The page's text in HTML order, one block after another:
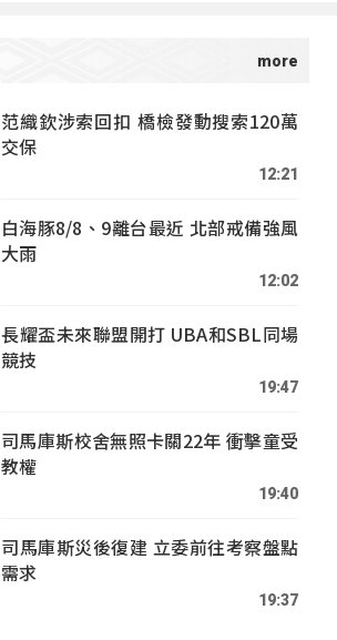
范織欽涉索回扣 橋檢發動搜索120萬
交保
12:21
白海豚8/8、9離台最近 北部戒備強風
大雨
12:02
長耀盃未來聯盟開打 UBA和SBL同場
競技
19:47
司馬庫斯校舍無照卡關22年 衝擊童受
教權
19:40
司馬庫斯災後復建 立委前往考察盤點
需求
19:37